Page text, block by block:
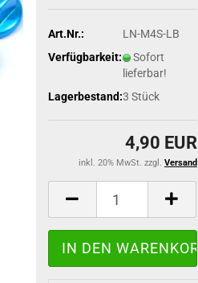
Art.Nr.:
LN-M4S-LB
Verfügbarkeit:
Sofort
lieferbar!
Lagerbestand:3 Stück
4,90 EUR
inkl. 20% MwSt. zzgl. Versand